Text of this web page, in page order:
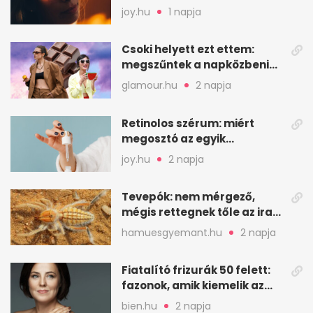
erre figyelj oda
joy.hu 1 napja
Csoki helyett ezt ettem:
megszűntek a napközbeni
nassolási rohamok
glamour.hu 2 napja
Retinolos szérum: miért
megosztó az egyik
leghatásosabb
öregedésgátló?
joy.hu 2 napja
Tevepók: nem mérgező,
mégis rettegnek tőle az iraki
sivatagban
hamuesgyemant.hu 2 napja
Fiatalító frizurák 50 felett:
fazonok, amik kiemelik az
arcodat
bien.hu 2 napja